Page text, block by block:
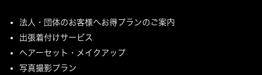
法人・団体のお客様へお得プランのご案内
出張着付けサービス
ヘアーセット・メイクアップ
写真撮影プラン